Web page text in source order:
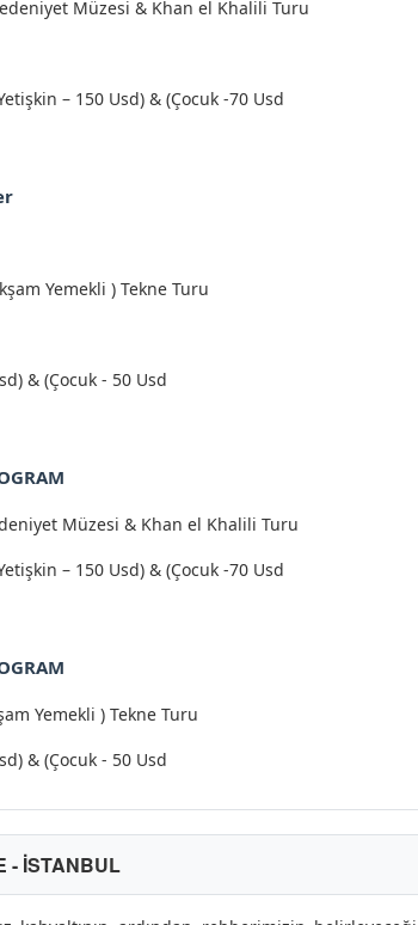
Müzesi & Khan el Khalili Turu
– 150 Usd) & (Çocuk -70 Usd
Yemekli ) Tekne Turu
& (Çocuk - 50 Usd
Müzesi & Khan el Khalili Turu
– 150 Usd) & (Çocuk -70 Usd
Yemekli ) Tekne Turu
& (Çocuk - 50 Usd
- İSTANBUL